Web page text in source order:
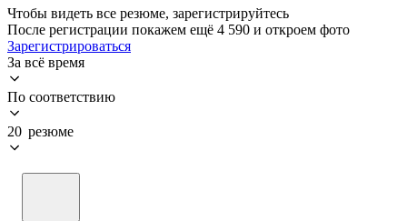
Чтобы видеть все резюме, зарегистрируйтесь
После регистрации покажем ещё 4 590 и откроем фото
Зарегистрироваться
За всё время
По соответствию
20 резюме